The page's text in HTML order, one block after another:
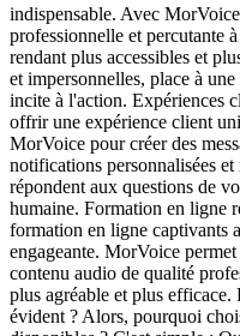
indispensable. Avec
professionnelle et percutante
rendant plus accessibles et
et impersonnelles, place à
incite à l'action. Expériences
offrir une expérience client
MorVoice pour créer des
notifications personnalisées
répondent aux questions de
humaine. Formation en ligne
formation en ligne captivants
engageante. MorVoice
contenu audio de qualité
plus agréable et plus
évident ? Alors, pourquoi